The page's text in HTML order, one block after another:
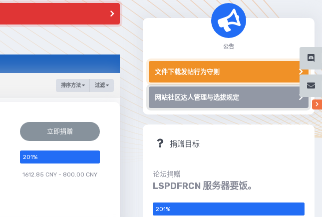
排序方法 过滤
立即捐赠
201%
1612.85 CNY - 800.00 CNY
公告
文件下载发帖行为守则
网站社区达人管理与选拔规定
捐赠目标
论坛捐赠
LSPDFRCN 服务器要饭。
201%